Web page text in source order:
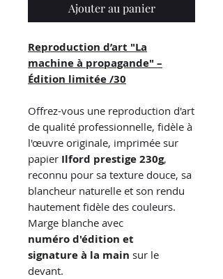
Ajouter au panier
Reproduction d’art "La
machine à propagande" –
Édition limitée /30
Offrez-vous une reproduction d'art
de qualité professionnelle, fidèle à
l'œuvre originale, imprimée sur
papier Ilford prestige 230g,
reconnu pour sa texture douce, sa
blancheur naturelle et son rendu
hautement fidèle des couleurs.
Marge blanche avec
numéro d'édition et
signature à la main sur le
devant.